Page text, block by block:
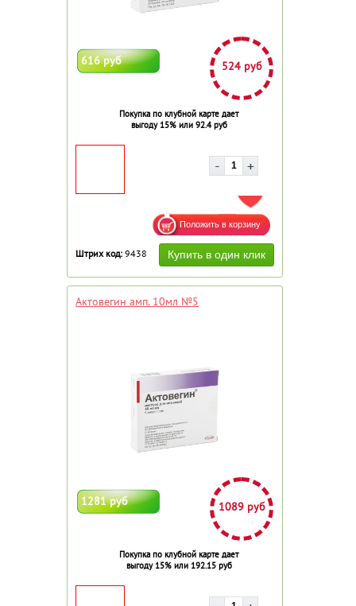
616 руб 524 руб
Покупка по клубной карте дает
выгоду 15% или 92.4 руб
ДОБАВИТЬ В ИЗБРАННОЕ
Штрих код: 9438
Актовегин амп. 10мл №5
1281 руб 1089 руб
Покупка по клубной карте дает
выгоду 15% или 192.15 руб